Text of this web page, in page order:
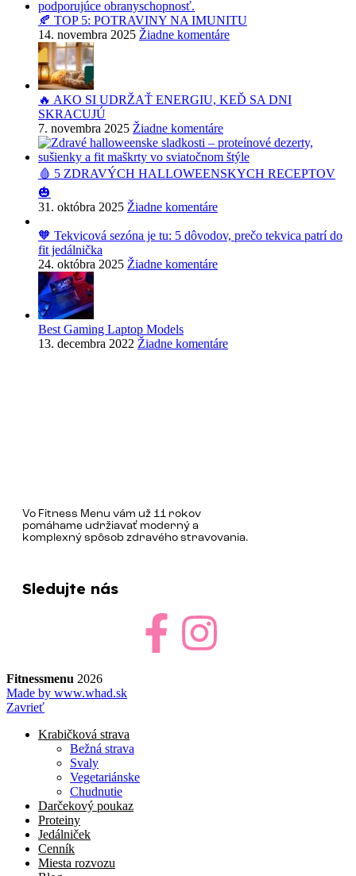
🍂 TOP 5: POTRAVINY NA IMUNITU
14. novembra 2025 Žiadne komentáre
🔥 AKO SI UDRŽAŤ ENERGIU, KEĎ SA DNI
SKRACUJÚ
7. novembra 2025 Žiadne komentáre
🩸 5 ZDRAVÝCH HALLOWEENSKYCH RECEPTOV
🎃
31. októbra 2025 Žiadne komentáre
🧡 Tekvicová sezóna je tu: 5 dôvodov, prečo tekvica patrí do
fit jedálnička
24. októbra 2025 Žiadne komentáre
Best Gaming Laptop Models
13. decembra 2022 Žiadne komentáre
Vo Fitness Menu vám už 11 rokov
pomáhame udržiavať moderný a
komplexný spôsob zdravého stravovania.
Sledujte nás
Fitnessmenu 2026
Made by www.whad.sk
Zavrieť
Krabičková strava
Bežná strava
Svaly
Vegetariánske
Chudnutie
Darčekový poukaz
Proteiny
Jedálniček
Cenník
Miesta rozvozu